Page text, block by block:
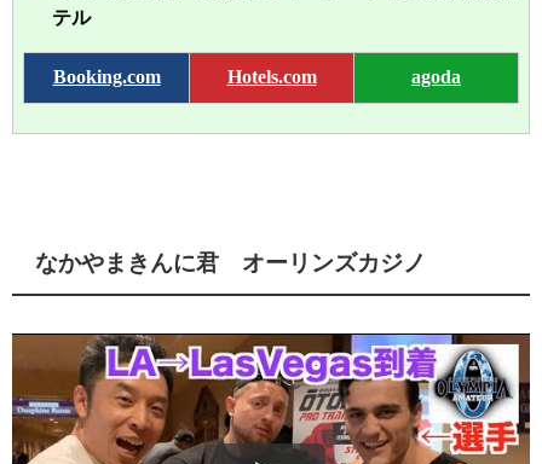
テル
Booking.com Hotels.com agoda
なかやまきんに君 オーリンズカジノ